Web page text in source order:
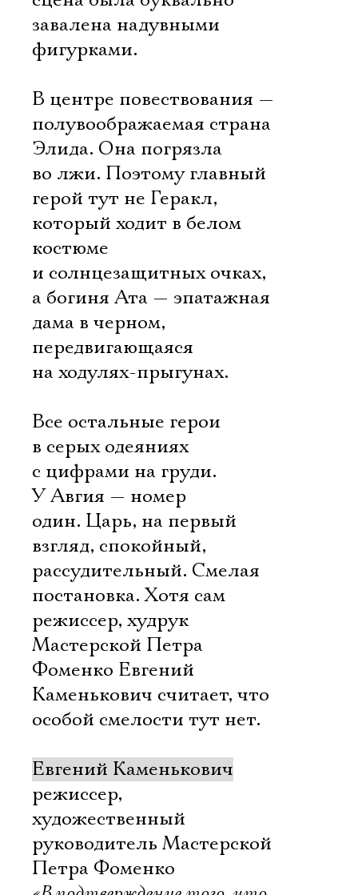
завалена надувными
фигурками.
В центре повествования —
полувоображаемая страна
Элида. Она погрязла
во лжи. Поэтому главный
герой тут не Геракл,
который ходит в белом
костюме
и солнцезащитных очках,
а богиня Ата — эпатажная
дама в черном,
передвигающаяся
на ходулях-прыгунах.
Все остальные герои
в серых одеяниях
с цифрами на груди.
У Авгия — номер
один. Царь, на первый
взгляд, спокойный,
рассудительный. Смелая
постановка. Хотя сам
режиссер, худрук
Мастерской Петра
Фоменко Евгений
Каменькович считает, что
особой смелости тут нет.
Евгений Каменькович
режиссер,
художественный
руководитель Мастерской
Петра Фоменко